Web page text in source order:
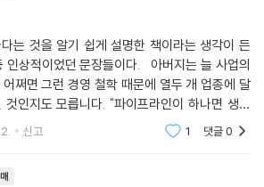
는 것을 알기 쉽게 설명한 책이라는 생각이 든
쩌면 그런 경영 철학 때문에 열두 개 업종에 달
다. "파이프라인이 하나면 생명
신고 1 댓글0